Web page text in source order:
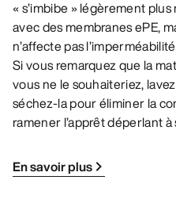
« s’imbibe » légèrement
avec des membranes ePE,
n’affecte pas
Si vous remarquez que la
vous ne le souhaiteriez,
séchez-la pour éliminer la
ramener l’apprêt déperlant
En savoir plus